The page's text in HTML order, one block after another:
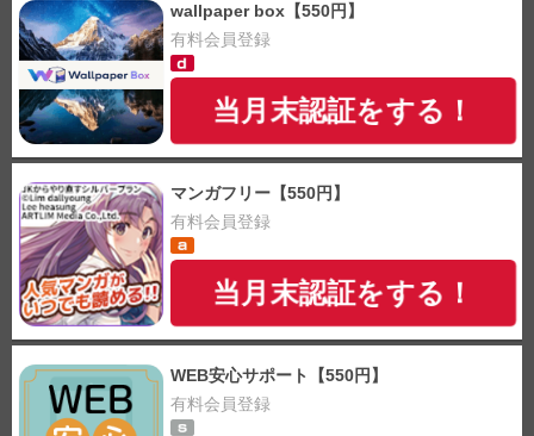
wallpaper box【550円】
有料会員登録
当月末認証をする！
マンガフリー【550円】
有料会員登録
当月末認証をする！
WEB安心サポート【550円】
有料会員登録